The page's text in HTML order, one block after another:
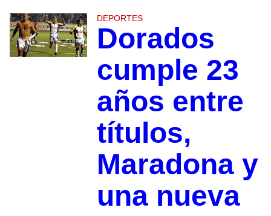
DEPORTES
Dorados
cumple 23
años entre
títulos,
Maradona y
una nueva